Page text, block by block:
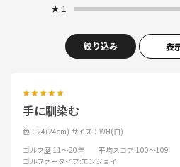
★ 1
絞り込み 表
手に馴染む
色：24(24cm) サイズ：WH(白)
ゴルフ歴:11～20年 平均スコア:100～109
ゴルファータイプ:エンジョイ